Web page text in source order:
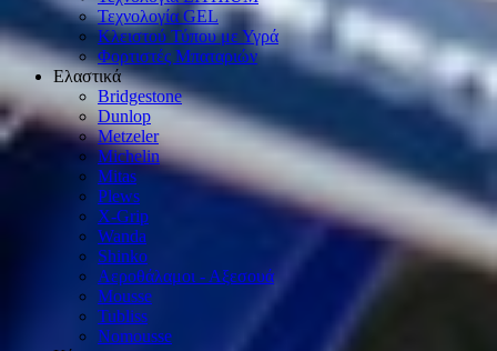
Τεχνολογία GEL
Κλειστού Τύπου με Υγρά
Φορτιστές Μπαταριών
Ελαστικά
Bridgestone
Dunlop
Metzeler
Michelin
Mitas
Plews
X-Grip
Wanda
Shinko
Αεροθάλαμοι - Αξεσουά
Mousse
Tubliss
Nomousse